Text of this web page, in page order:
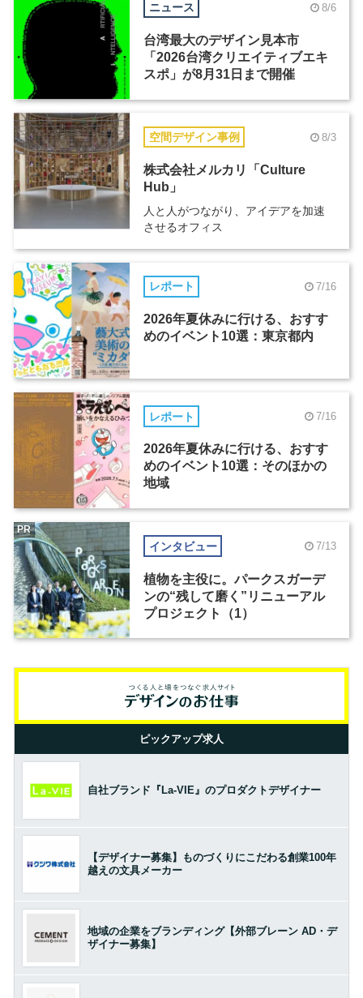
ニュース 8/6
台湾最大のデザイン見本市
「2026台湾クリエイティブエキ
スポ」が8月31日まで開催
空間デザイン事例 8/3
株式会社メルカリ「Culture
Hub」
人と人がつながり、アイデアを加速
させるオフィス
レポート 7/16
2026年夏休みに行ける、おすす
めのイベント10選：東京都内
レポート 7/16
2026年夏休みに行ける、おすす
めのイベント10選：そのほかの
地域
インタビュー 7/13
植物を主役に。パークスガーデ
ンの“残して磨く”リニューアル
プロジェクト（1）
PR
ピックアップ求人
自社ブランド『La-VIE』のプロダクトデザイナー
【デザイナー募集】ものづくりにこだわる創業100年
越えの文具メーカー
地域の企業をブランディング【外部ブレーン AD・デ
ザイナー募集】